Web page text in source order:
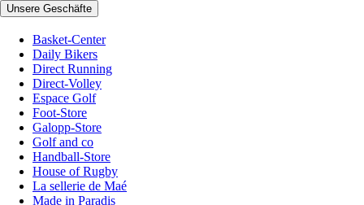
Unsere Geschäfte
Basket-Center
Daily Bikers
Direct Running
Direct-Volley
Espace Golf
Foot-Store
Galopp-Store
Golf and co
Handball-Store
House of Rugby
La sellerie de Maé
Made in Paradis